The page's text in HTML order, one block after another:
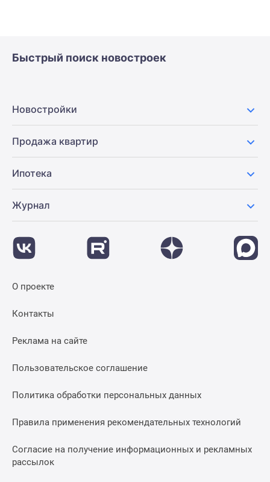
Быстрый поиск новостроек
Новостройки
Продажа квартир
Ипотека
Журнал
О проекте
Контакты
Реклама на сайте
Пользовательское соглашение
Политика обработки персональных данных
Правила применения рекомендательных технологий
Согласие на получение информационных и рекламных
рассылок